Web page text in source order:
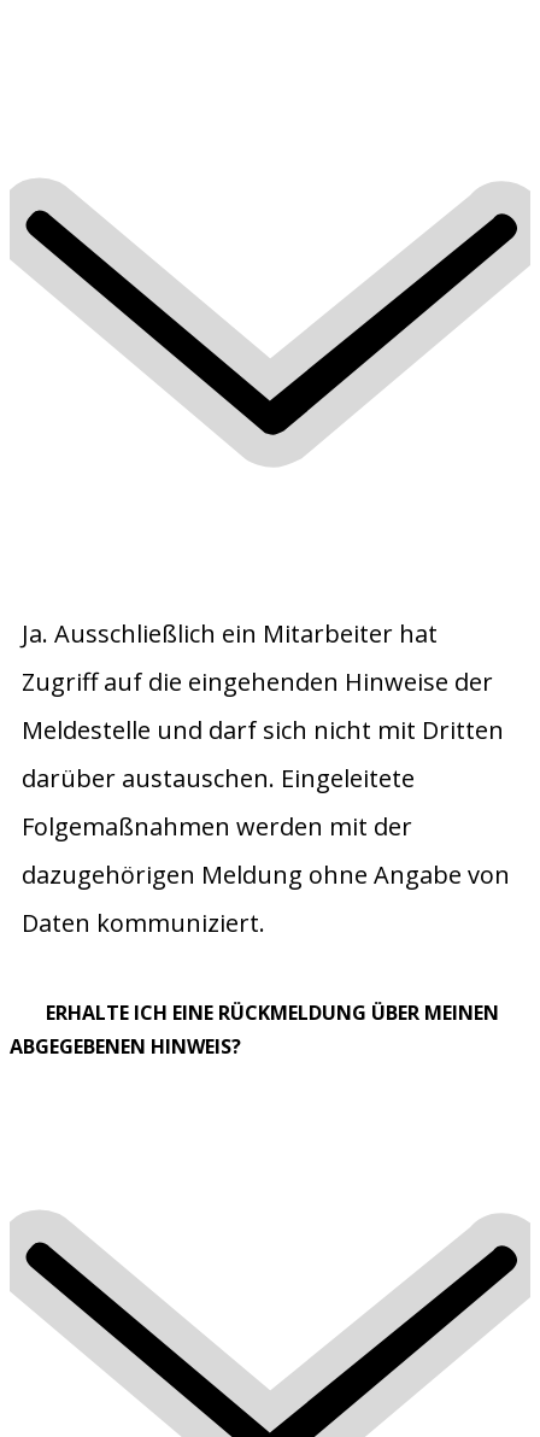
Ja. Ausschließlich ein Mitarbeiter hat
Zugriff auf die eingehenden Hinweise der
Meldestelle und darf sich nicht mit Dritten
darüber austauschen. Eingeleitete
Folgemaßnahmen werden mit der
dazugehörigen Meldung ohne Angabe von
Daten kommuniziert.
ERHALTE ICH EINE RÜCKMELDUNG ÜBER MEINEN
ABGEGEBENEN HINWEIS?